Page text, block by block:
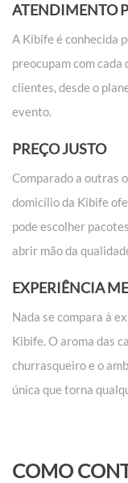
ATENDIMENTO
A Kibife é conhecida
preocupam com
clientes, desde o
evento.
PREÇO JUSTO
Comparado a outras
domicílio da Kibife
pode escolher
abrir mão da
EXPERIÊNCIA
Nada se compara à
Kibife. O aroma das
churrasqueiro e o
única que torna
COMO